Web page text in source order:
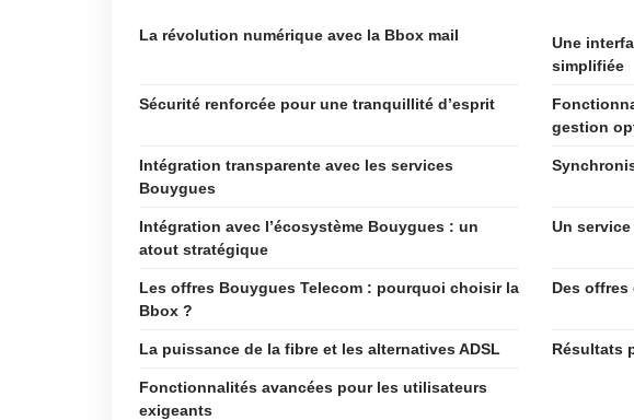
La révolution numérique avec la Bbox mail
Une
simplifiée
Sécurité renforcée pour une tranquillité d’esprit
gestion
Intégration transparente avec les services
Bouygues
Intégration avec l’écosystème Bouygues : un
atout stratégique
Un
Les offres Bouygues Telecom : pourquoi choisir la
Bbox ?
Des offres
La puissance de la fibre et les alternatives ADSL Résultats
Fonctionnalités avancées pour les utilisateurs
exigeants